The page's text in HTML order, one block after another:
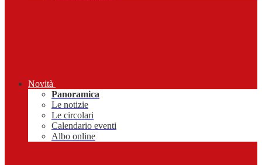
Novità
Panoramica
Le notizie
Le circolari
Calendario eventi
Albo online